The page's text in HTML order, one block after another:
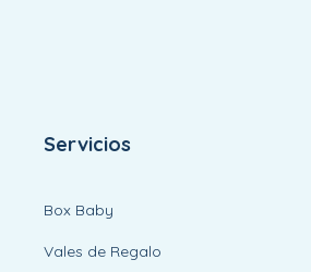
Servicios
Box Baby
Vales de Regalo